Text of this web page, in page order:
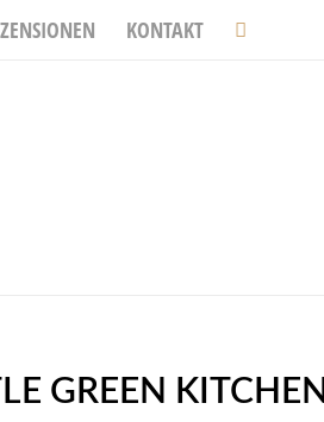
KONTAKT
GREEN KITCHEN